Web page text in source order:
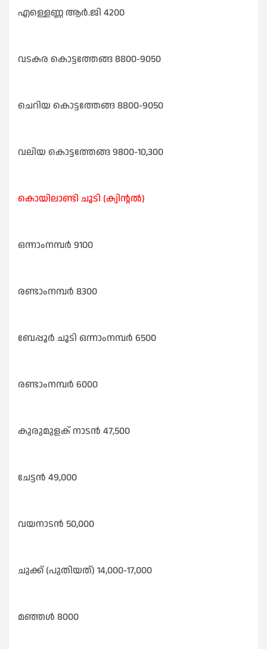
എള്ളെണ്ണ ആർ.ജി 4200
വടകര കൊട്ടത്തേങ്ങ 8800-9050
ചെറിയ കൊട്ടത്തേങ്ങ 8800-9050
വലിയ കൊട്ടത്തേങ്ങ 9800-10,300
കൊയിലാണ്ടി ചൂടി (ക്വിന്റൽ)
ഒന്നാംനമ്പർ 9100
രണ്ടാംനമ്പർ 8300
ബേപ്പൂർ ചൂടി ഒന്നാംനമ്പർ 6500
രണ്ടാംനമ്പർ 6000
കുരുമുളക് നാടൻ 47,500
ചേട്ടൻ 49,000
വയനാടൻ 50,000
ചുക്ക് (പുതിയത്) 14,000-17,000
മഞ്ഞൾ 8000